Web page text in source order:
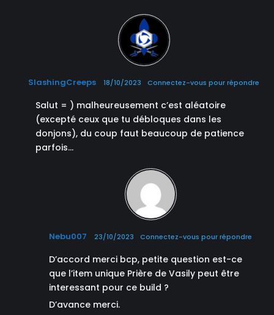
SlashingCreeps 18/10/2023 Connectez-vous pour répondre
Salut = ) malheureusement c’est aléatoire
(excepté ceux que tu débloques dans les
donjons), du coup faut beaucoup de patience
parfois…
Nebu007 23/10/2023 Connectez-vous pour répondre
D’accord merci bcp, petite question est-ce
que l’item unique Prière de Vasily peut être
interessant pour ce build ?
D’avance merci.